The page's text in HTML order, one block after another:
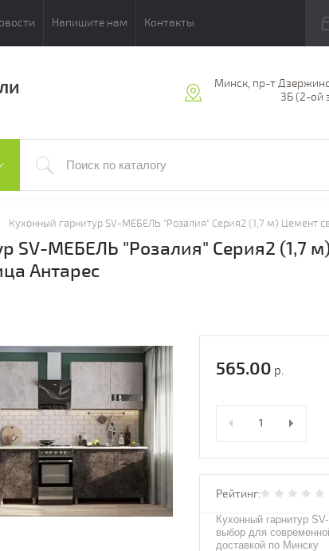
Напишите нам Контакты
Минск, пр-т
3Б (2-ой
Кухонный гарнитур SV-МЕБЕЛЬ "Розалия" Серия2 (1,7 м)
SV-МЕБЕЛЬ "Розалия" Серия2 (1,7
Антарес
565.00 р.
Рейтинг:
Кухонный гарнитур
выбор для
доставкой по Минску